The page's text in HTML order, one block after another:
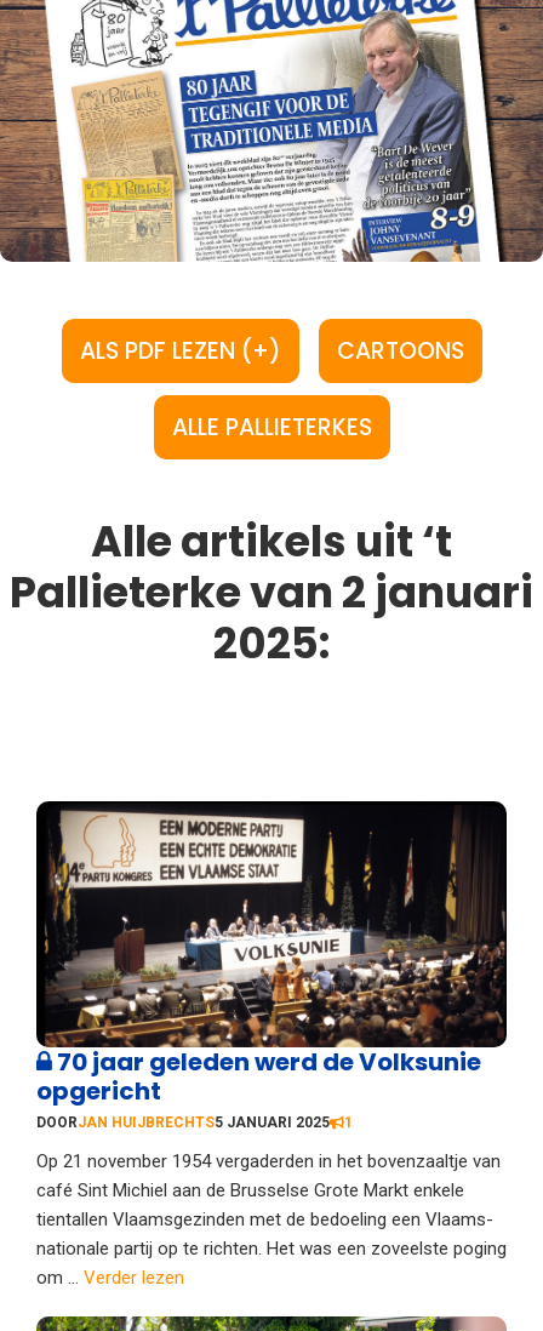
ALS PDF LEZEN (+) CARTOONS
ALLE PALLIETERKES
Alle artikels uit ‘t
Pallieterke van 2 januari
2025:
70 jaar geleden werd de Volksunie
opgericht
DOORJAN HUIJBRECHTS5 JANUARI 2025 1
Op 21 november 1954 vergaderden in het bovenzaaltje van
café Sint Michiel aan de Brusselse Grote Markt enkele
tientallen Vlaamsgezinden met de bedoeling een Vlaams-
nationale partij op te richten. Het was een zoveelste poging
om ... Verder lezen